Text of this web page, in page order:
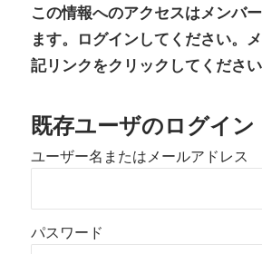
この情報へのアクセスはメンバ
ます。ログインしてください。
記リンクをクリックしてください
既存ユーザのログイン
ユーザー名またはメールアドレス
パスワード